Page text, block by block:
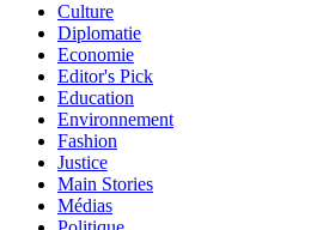
Culture
Diplomatie
Economie
Editor's Pick
Education
Environnement
Fashion
Justice
Main Stories
Médias